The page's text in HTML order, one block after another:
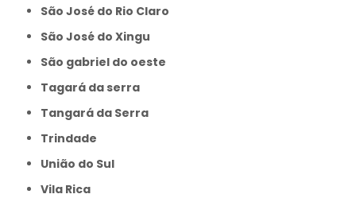
São José do Rio Claro
São José do Xingu
São gabriel do oeste
Tagará da serra
Tangará da Serra
Trindade
União do Sul
Vila Rica